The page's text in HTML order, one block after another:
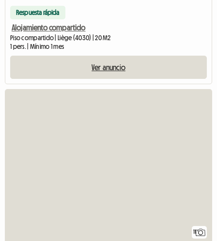
Respuesta rápida
Alojamiento compartido
Piso compartido | Liège (4030) | 20 M2
1 pers. | Mínimo 1 mes
Ver anuncio
11